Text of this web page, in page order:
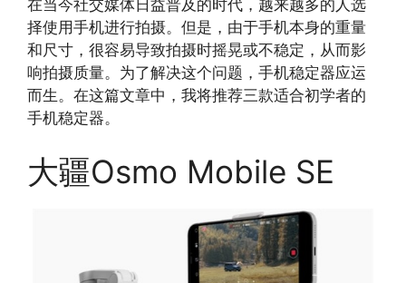
在当今社交媒体日益普及的时代，越来越多的人选
择使用手机进行拍摄。但是，由于手机本身的重量
和尺寸，很容易导致拍摄时摇晃或不稳定，从而影
响拍摄质量。为了解决这个问题，手机稳定器应运
而生。在这篇文章中，我将推荐三款适合初学者的
手机稳定器。
大疆Osmo Mobile SE